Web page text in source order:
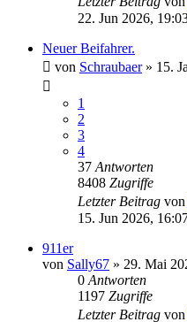
22. Jun 2026,
Neuer Beifahrer.
von Schraubaer» 15.
1
2
3
4
37 Antworten
8408 Zugriffe
Letzter Beitrag von
15. Jun 2026,
911er
von Sally67 » 29. Mai
0 Antworten
1197 Zugriffe
Letzter Beitrag von